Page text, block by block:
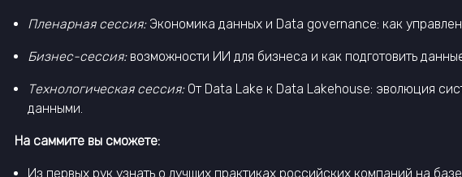
Пленарная сессия:Экономика данных и Data governance: как
Бизнес-сессия:возможности ИИ для бизнеса и как подготовить
Технологическая сессия:От Data Lake к Data Lakehouse: эволюция
данными.
На саммите вы сможете:
Из первых рук узнать о лучших практиках российских компаний на